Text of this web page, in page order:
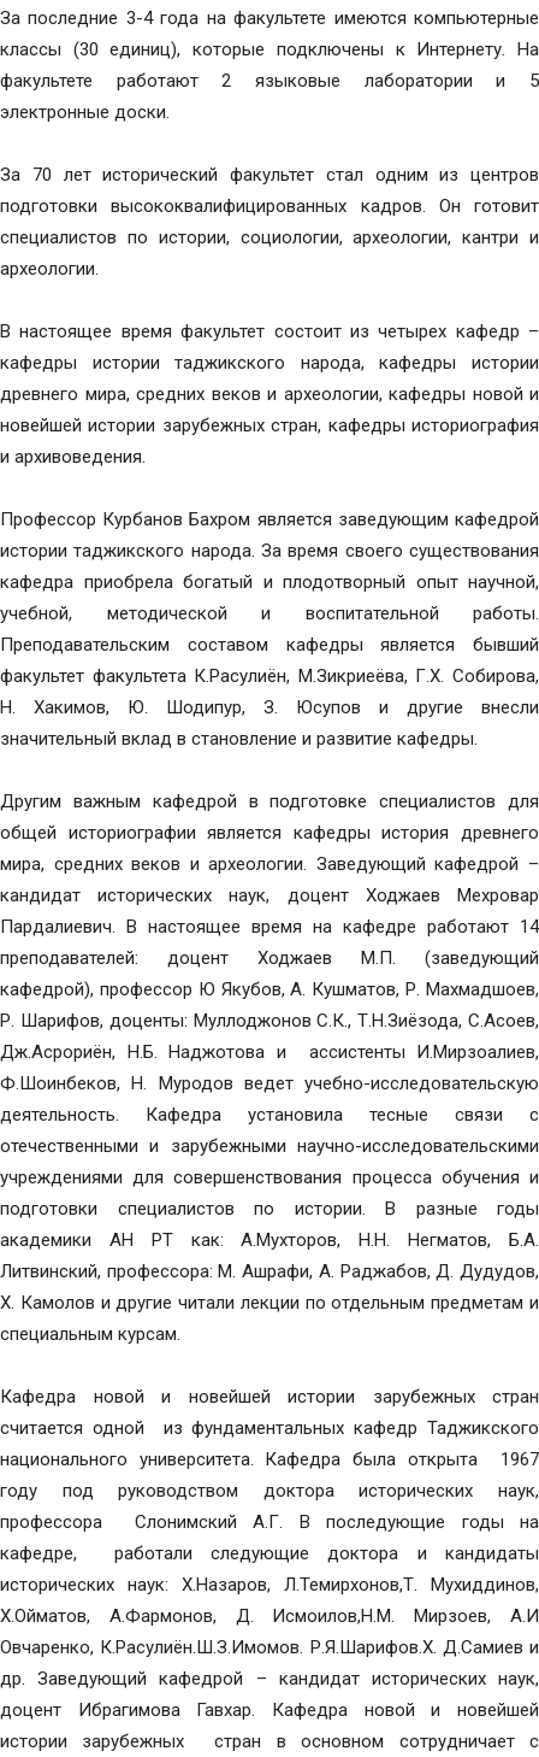
За последние 3-4 года на факультете имеются компьютерные
классы (30 единиц), которые подключены к Интернету. На
факультете работают 2 языковые лаборатории и 5
электронные доски.
За 70 лет исторический факультет стал одним из центров
подготовки высококвалифицированных кадров. Он готовит
специалистов по истории, социологии, археологии, кантри и
археологии.
В настоящее время факультет состоит из четырех кафедр –
кафедры истории таджикского народа, кафедры истории
древнего мира, средних веков и археологии, кафедры новой и
новейшей истории зарубежных стран, кафедры историография
и архивоведения.
Профессор Курбанов Бахром является заведующим кафедрой
истории таджикского народа. За время своего существования
кафедра приобрела богатый и плодотворный опыт научной,
учебной, методической и воспитательной работы.
Преподавательским составом кафедры является бывший
факультет факультета К.Расулиён, М.Зикриеёва, Г.Х. Собирова,
Н. Хакимов, Ю. Шодипур, З. Юсупов и другие внесли
значительный вклад в становление и развитие кафедры.
Другим важным кафедрой в подготовке специалистов для
общей историографии является кафедры история древнего
мира, средних веков и археологии. Заведующий кафедрой –
кандидат исторических наук, доцент Ходжаев Мехровар
Пардалиевич. В настоящее время на кафедре работают 14
преподавателей: доцент Ходжаев М.П. (заведующий
кафедрой), профессор Ю Якубов, А. Кушматов, Р. Махмадшоев,
Р. Шарифов, доценты: Муллоджонов С.К., Т.Н.Зиёзода, С.Асоев,
Дж.Асрориён, Н.Б. Наджотова и ассистенты И.Мирзоалиев,
Ф.Шоинбеков, Н. Муродов ведет учебно-исследовательскую
деятельность. Кафедра установила тесные связи с
отечественными и зарубежными научно-исследовательскими
учреждениями для совершенствования процесса обучения и
подготовки специалистов по истории. В разные годы
академики АН РТ как: А.Мухторов, Н.Н. Негматов, Б.А.
Литвинский, профессора: М. Ашрафи, А. Раджабов, Д. Дудудов,
Х. Камолов и другие читали лекции по отдельным предметам и
специальным курсам.
Кафедра новой и новейшей истории зарубежных стран
считается одной из фундаментальных кафедр Таджикского
национального университета. Кафедра была открыта 1967
году под руководством доктора исторических наук,
профессора Слонимский А.Г. В последующие годы на
кафедре, работали следующие доктора и кандидаты
исторических наук: Х.Назаров, Л.Темирхонов,Т. Мухиддинов,
Х.Ойматов, А.Фармонов, Д. Исмоилов,Н.М. Мирзоев, А.И
Овчаренко, К.Расулиён.Ш.З.Имомов. Р.Я.Шарифов.Х. Д.Самиев и
др. Заведующий кафедрой – кандидат исторических наук,
доцент Ибрагимова Гавхар. Кафедра новой и новейшей
истории зарубежных стран в основном сотрудничает с